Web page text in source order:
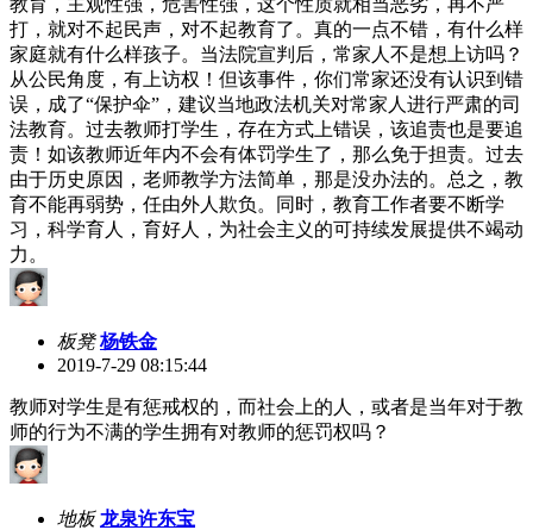
打，就对不起民声，对不起教育了。真的一点不错，有什么样
家庭就有什么样孩子。当法院宣判后，常家人不是想上访吗？
从公民角度，有上访权！但该事件，你们常家还没有认识到错
误，成了“保护伞”，建议当地政法机关对常家人进行严肃的司
法教育。过去教师打学生，存在方式上错误，该追责也是要追
责！如该教师近年内不会有体罚学生了，那么免于担责。过去
由于历史原因，老师教学方法简单，那是没办法的。总之，教
育不能再弱势，任由外人欺负。同时，教育工作者要不断学
习，科学育人，育好人，为社会主义的可持续发展提供不竭动
力。
板凳 杨铁金
2019-7-29 08:15:44
教师对学生是有惩戒权的，而社会上的人，或者是当年对于教
师的行为不满的学生拥有对教师的惩罚权吗？
地板 龙泉许东宝